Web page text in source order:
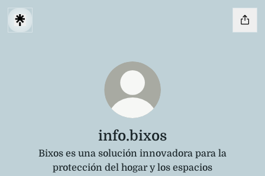
info.bixos
Bixos es una solución innovadora para la
protección del hogar y los espacios